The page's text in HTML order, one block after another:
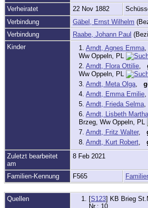
Verheiratet
22 Nov 1882
Verbindung
Gäbel, Ernst Wilhelm
Verbindung
Raabe, Johann Paul
Kinder
1. Arndt, Agnes Emma
Ww Oppeln, PL
2. Arndt, Flora Ottilie
Ww Oppeln, PL
3. Arndt, Meta Olga
4. Arndt, Emma Emilie
5. Arndt, Frieda Selma
6. Arndt, Lisbeth Martha
Brzeg, Ww Oppeln, PL
7. Arndt, Fritz Walter,
8. Arndt, Kurt Robert
Zuletzt bearbeitet
am
8 Feb 2021
Familien-Kennung F565
Quellen [S123] KB Brieg
Nr.: 10